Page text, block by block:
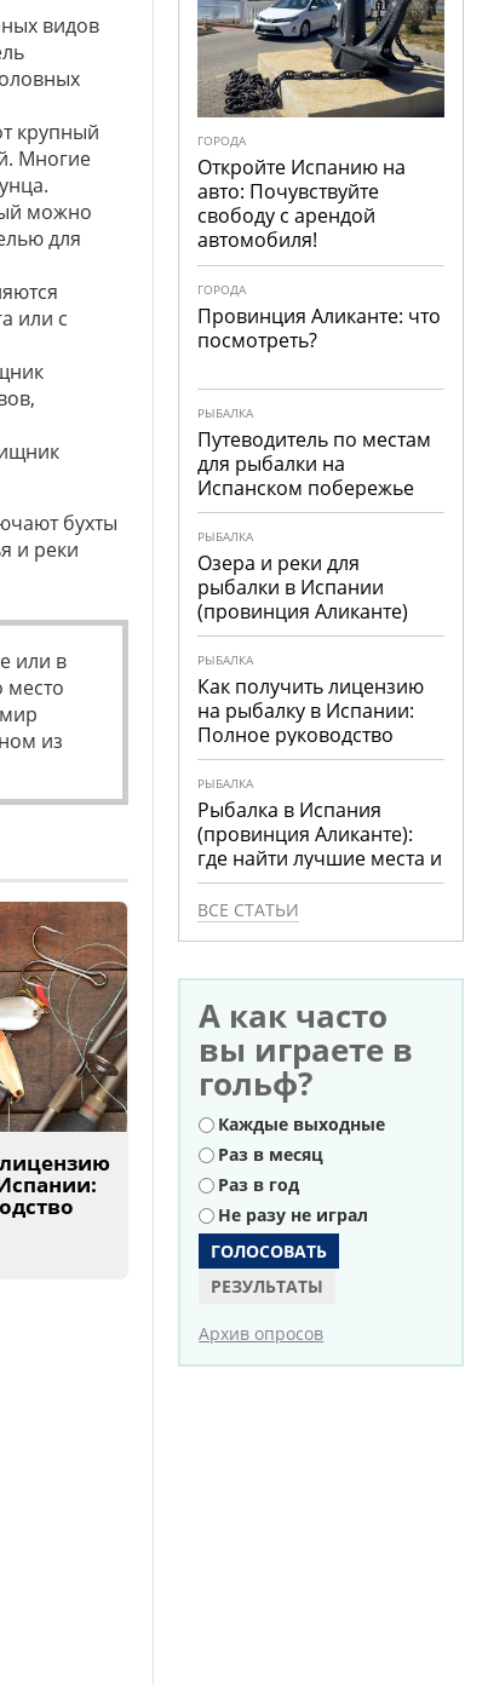
видов
крупный
Многие
можно
для
или с
бухты
и реки
или в
место
из
ГОРОДА
Откройте Испанию на
авто: Почувствуйте
свободу с арендой
автомобиля!
ГОРОДА
Провинция Аликанте: что
посмотреть?
РЫБАЛКА
Путеводитель по местам
для рыбалки на
Испанском побережье
РЫБАЛКА
Озера и реки для
рыбалки в Испании
(провинция Аликанте)
РЫБАЛКА
Как получить лицензию
на рыбалку в Испании:
Полное руководство
РЫБАЛКА
Рыбалка в Испания
(провинция Аликанте):
где найти лучшие места и
что ловить
ВСЕ СТАТЬИ
А как часто
вы играете в
гольф?
Варианты
Каждые выходные
Раз в месяц
Раз в год
Не разу не играл
РЕЗУЛЬТАТЫ
Архив опросов